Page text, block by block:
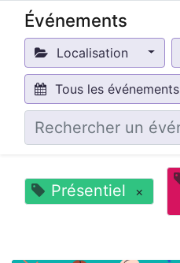
Événements
Localisation
Tous les événements
Présentiel ×